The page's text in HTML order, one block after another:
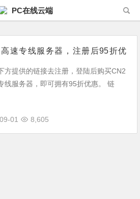
PC在线云端
速专线服务器，注册后95折优
方提供的链接去注册，登陆后购买CN2
线服务器，即可拥有95折优惠。 链
01
8,605